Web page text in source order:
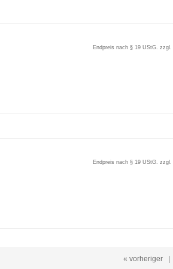
Endpreis nach § 19 UStG. zzgl.
Endpreis nach § 19 UStG. zzgl.
« vorheriger